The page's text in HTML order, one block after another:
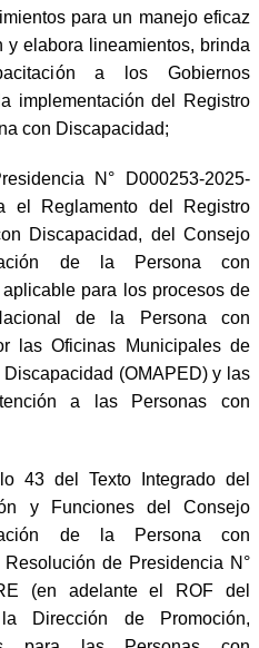
para un manejo eficaz
elabora lineamientos, brinda
a los Gobiernos
implementación del Registro
con Discapacidad;
N° D000253-2025-
el Reglamento del Registro
Discapacidad, del Consejo
de la Persona con
para los procesos de
de la Persona con
las Oficinas Municipales de
(OMAPED) y las
a las Personas con
43 del Texto Integrado del
y Funciones del Consejo
de la Persona con
de Presidencia N°
(en adelante el ROF del
Dirección de Promoción,